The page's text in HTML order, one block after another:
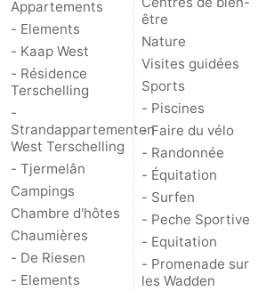
Appartements
- Elements
- Kaap West
- Résidence
Terschelling
-
Strandappartementen
West Terschelling
- Tjermelân
Campings
Chambre d'hôtes
Chaumières
- De Riesen
- Elements
être
Nature
Visites guidées
Sports
- Piscines
- Faire du vélo
- Randonnée
- Équitation
- Surfen
- Peche Sportive
- Equitation
- Promenade sur
les Wadden